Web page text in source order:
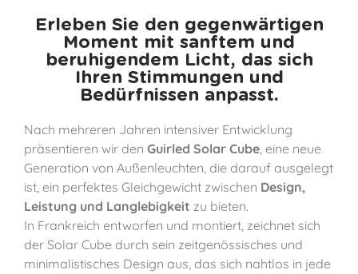
Erleben Sie den gegenwärtigen
Moment mit sanftem und
beruhigendem Licht, das sich
Ihren Stimmungen und
Bedürfnissen anpasst.
Nach mehreren Jahren intensiver Entwicklung
präsentieren wir den Guirled Solar Cube, eine neue
Generation von Außenleuchten, die darauf ausgelegt
ist, ein perfektes Gleichgewicht zwischen Design,
Leistung und Langlebigkeit zu bieten.
In Frankreich entworfen und montiert, zeichnet sich
der Solar Cube durch sein zeitgenössisches und
minimalistisches Design aus, das sich nahtlos in jede